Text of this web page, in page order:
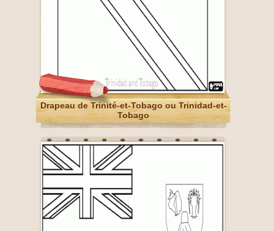
Drapeau de Trinité-et-Tobago ou Trinidad-et-
Tobago